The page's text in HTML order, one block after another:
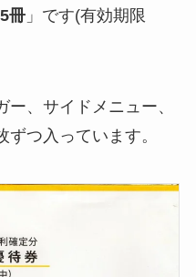
冊」です(有効期限
、サイドメニュー、
ずつ入っています。